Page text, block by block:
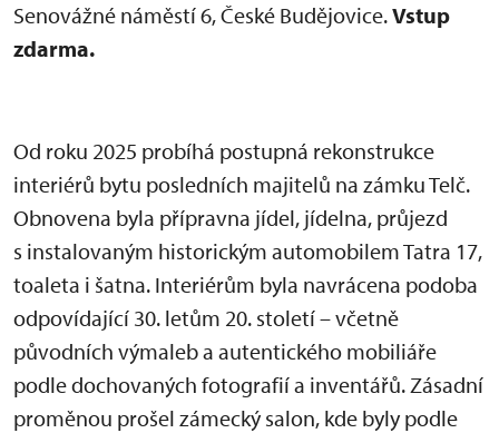
Senovážné náměstí 6, České Budějovice.Vstup
zdarma.
Od roku 2025 probíhá postupná rekonstrukce
interiérů bytu posledních majitelů na zámku Telč.
Obnovena byla přípravna jídel, jídelna, průjezd
s instalovaným historickým automobilem Tatra 17,
toaleta i šatna. Interiérům byla navrácena podoba
odpovídající 30. letům 20. století – včetně
původních výmaleb a autentického mobiliáře
podle dochovaných fotografií a inventářů. Zásadní
proměnou prošel zámecký salon, kde byly podle